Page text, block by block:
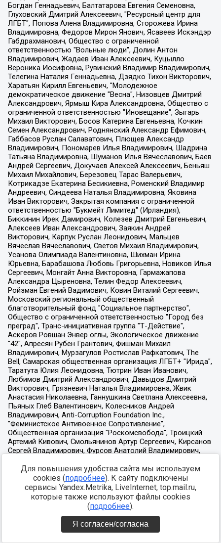
Для повышения удобства сайта мы используем
cookies (подробнее). К сайту подключены
сервисы Yandex.Metrika, LiveInternet, top.mail.ru,
которые также используют файлы cookies
(подробнее).
Я согласен/согласна